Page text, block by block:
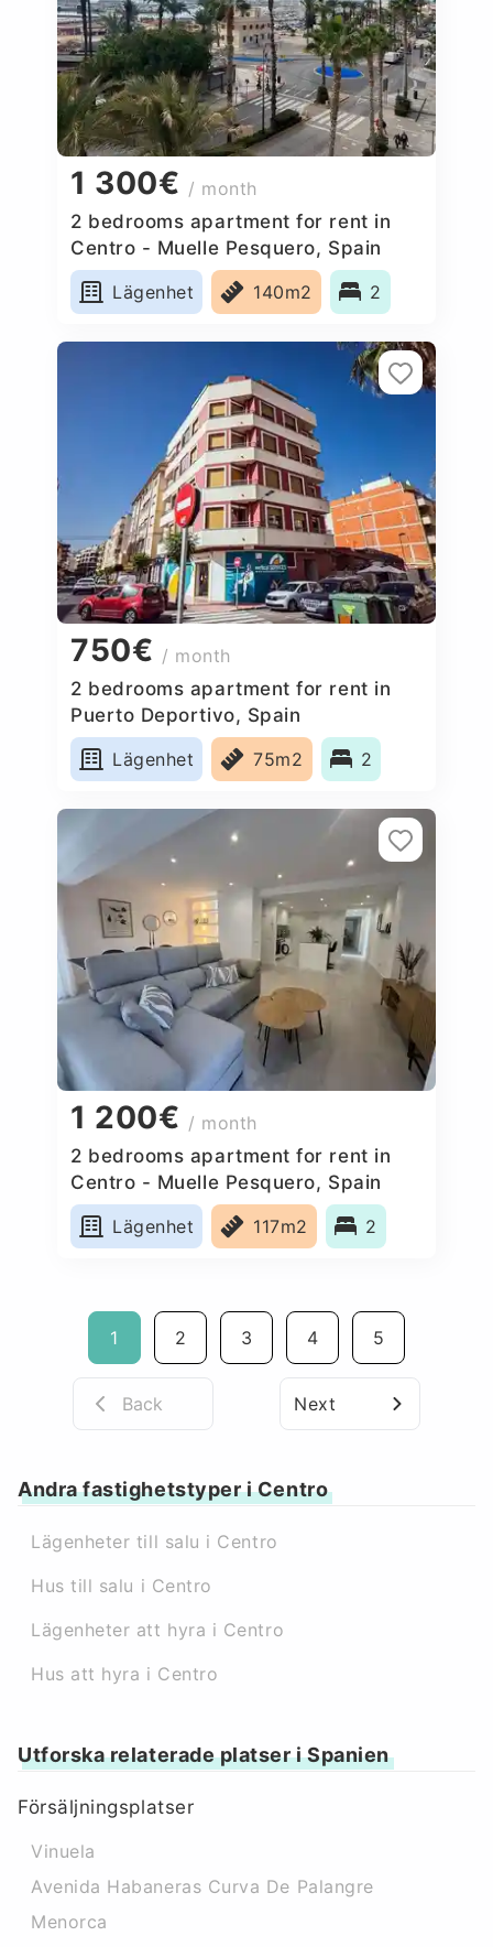
1 300€ / month
2 bedrooms apartment for rent in
Centro - Muelle Pesquero, Spain
Lägenhet
140m2 2
750€ / month
2 bedrooms apartment for rent in
Puerto Deportivo, Spain
Lägenhet
75m2 2
1 200€ / month
2 bedrooms apartment for rent in
Centro - Muelle Pesquero, Spain
Lägenhet
117m2 2
1 2 3 4 5
Back Next
Andra fastighetstyper i Centro
Lägenheter till salu i Centro
Hus till salu i Centro
Lägenheter att hyra i Centro
Hus att hyra i Centro
Utforska relaterade platser i Spanien
Försäljningsplatser
Vinuela
Avenida Habaneras Curva De Palangre
Menorca